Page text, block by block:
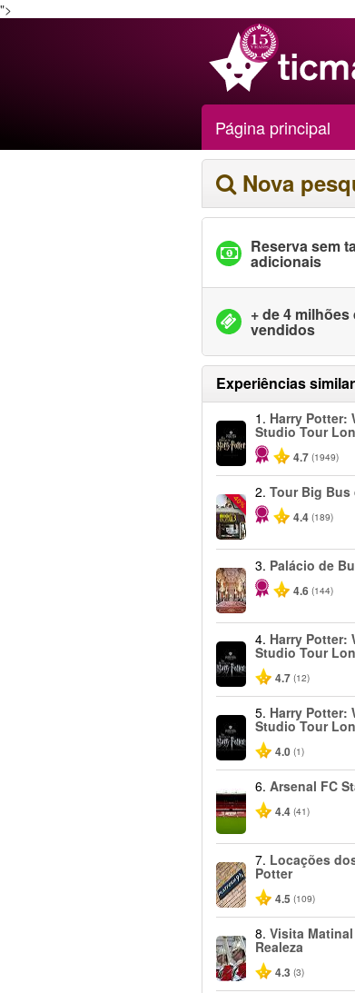
">
Página principal
Nova
Reserva sem
adicionais
+ de 4
vendidos
Experiências
1. Harry Potter:
Studio Tour
4.7 (1949)
-40%
2. Tour Big
4.4 (189)
3. Palácio de
4.6 (144)
4. Harry Potter:
Studio Tour
4.7 (12)
5. Harry Potter:
Studio Tour
4.0 (1)
6. Arsenal FC
4.4 (41)
7. Locações
Potter
4.5 (109)
8. Visita
Realeza
4.3 (3)